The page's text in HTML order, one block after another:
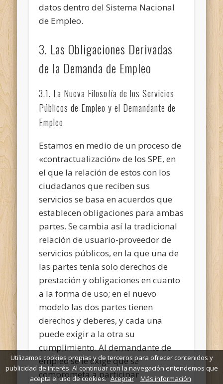
datos dentro del Sistema Nacional
de Empleo.
3. Las Obligaciones Derivadas
de la Demanda de Empleo
3.1. La Nueva Filosofía de los Servicios
Públicos de Empleo y el Demandante de
Empleo
Estamos en medio de un proceso de
«contractualización» de los SPE, en
el que la relación de estos con los
ciudadanos que reciben sus
servicios se basa en acuerdos que
establecen obligaciones para ambas
partes. Se cambia así la tradicional
relación de usuario-proveedor de
servicios públicos, en la que una de
las partes tenía solo derechos de
prestación y obligaciones en cuanto
a la forma de uso; en el nuevo
modelo las dos partes tienen
derechos y deberes, y cada una
puede exigir a la otra su
cumplimiento. Al demandante de
empleo se le exige que se
comprometa a participar
Utilizamos cookies propias y de terceros para ofrecer contenidos y
publicidad de interés. Al continuar con la navegación entendemos que
acepta el uso de cookies. Aceptar Más información